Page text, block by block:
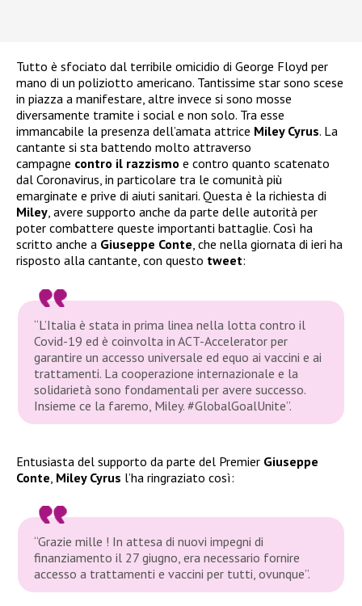
Tutto è sfociato dal terribile omicidio di George Floyd per
mano di un poliziotto americano. Tantissime star sono scese
in piazza a manifestare, altre invece si sono mosse
diversamente tramite i social e non solo. Tra esse
immancabile la presenza dell’amata attrice Miley Cyrus. La
cantante si sta battendo molto attraverso
campagne contro il razzismo e contro quanto scatenato
dal Coronavirus, in particolare tra le comunità più
emarginate e prive di aiuti sanitari. Questa è la richiesta di
Miley, avere supporto anche da parte delle autorità per
poter combattere queste importanti battaglie. Così ha
scritto anche a Giuseppe Conte, che nella giornata di ieri ha
risposto alla cantante, con questo tweet:
“L’Italia è stata in prima linea nella lotta contro il
Covid-19 ed è coinvolta in ACT-Accelerator per
garantire un accesso universale ed equo ai vaccini e ai
trattamenti. La cooperazione internazionale e la
solidarietà sono fondamentali per avere successo.
Insieme ce la faremo, Miley. #GlobalGoalUnite”.
Entusiasta del supporto da parte del Premier Giuseppe
Conte Miley Cyrus l’ha ringraziato così:
“Grazie mille ! In attesa di nuovi impegni di
finanziamento il 27 giugno, era necessario fornire
accesso a trattamenti e vaccini per tutti, ovunque”.